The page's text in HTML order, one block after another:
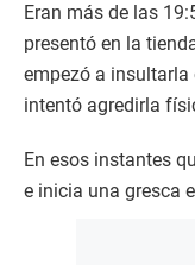
Eran más de las
presentó en la
empezó a insultarla
intentó agredirla
En esos instantes
e inicia una gresca